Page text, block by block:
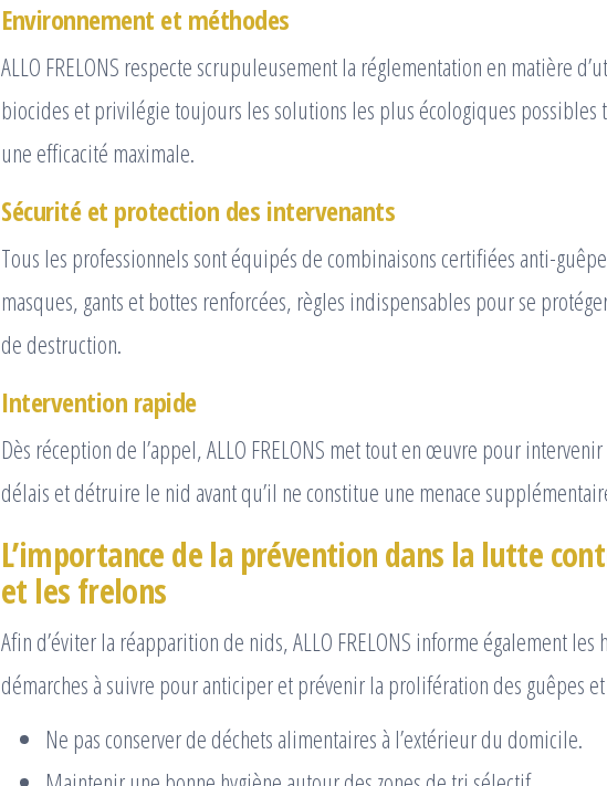
Environnement et méthodes
ALLO FRELONS respecte scrupuleusement la réglementation en matière
biocides et privilégie toujours les solutions les plus écologiques possibles
une efficacité maximale.
Sécurité et protection des intervenants
Tous les professionnels sont équipés de combinaisons certifiées anti-
masques, gants et bottes renforcées, règles indispensables pour se
de destruction.
Intervention rapide
Dès réception de l’appel, ALLO FRELONS met tout en œuvre pour
délais et détruire le nid avant qu’il ne constitue une menace
L’importance de la prévention dans la lutte
et les frelons
Afin d’éviter la réapparition de nids, ALLO FRELONS informe également les
démarches à suivre pour anticiper et prévenir la prolifération des guêpes
Ne pas conserver de déchets alimentaires à l’extérieur du domicile.